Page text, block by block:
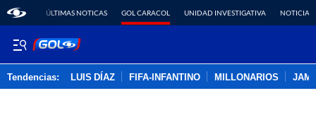
ÚLTIMAS NOTICAS GOL CARACOL UNIDAD INVESTIGATIVA NOTICIAS
Tendencias: LUIS DÍAZ FIFA-INFANTINO MILLONARIOS